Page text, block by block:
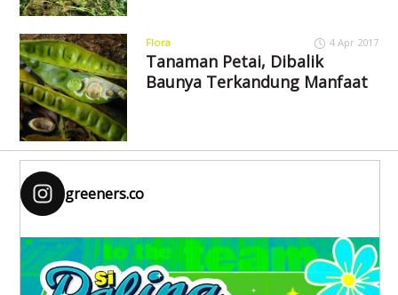
Flora 4 Apr 2017
Tanaman Petai, Dibalik
Baunya Terkandung Manfaat
greeners.co